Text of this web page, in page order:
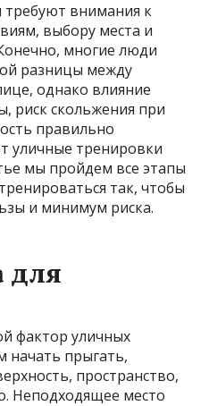
внимания к
выбору места и
многие люди
разницы между
однако влияние
риск скольжения при
правильно
уличные тренировки
мы пройдем все этапы
так, чтобы
и минимум риска.
для
фактор уличных
начать прыгать,
пространство,
Неподходящее место